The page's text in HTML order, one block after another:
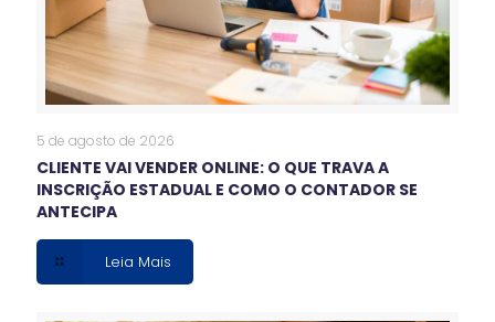
5 de agosto de 2026
CLIENTE VAI VENDER ONLINE: O QUE TRAVA A
INSCRIÇÃO ESTADUAL E COMO O CONTADOR SE
ANTECIPA
Leia Mais